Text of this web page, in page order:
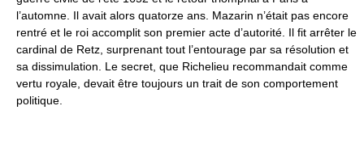
l’automne. Il avait alors quatorze ans. Mazarin n’était pas encore
rentré et le roi accomplit son premier acte d’autorité. Il fit arrêter le
cardinal de Retz, surprenant tout l’entourage par sa résolution et
sa dissimulation. Le secret, que Richelieu recommandait comme
vertu royale, devait être toujours un trait de son comportement
politique.